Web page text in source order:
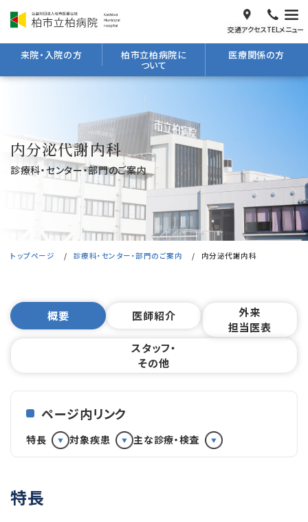
交通アクセスTEL メニュー
来院・入院の方 柏市立柏病院に
ついて
医療関係の方
内分泌代謝内科
診療科・センター・部門のご案内
トップページ 診療科・センター・部門のご案内 内分泌代謝内科
概要 医師紹介
外来
担当医表
スタッフ・
その他
ページ内リンク
特長 対象疾患 主な診療・検査
特長